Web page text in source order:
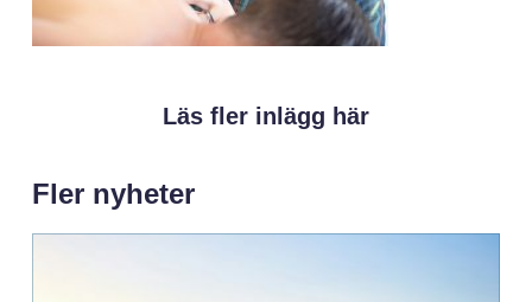
Läs fler inlägg här
Fler nyheter